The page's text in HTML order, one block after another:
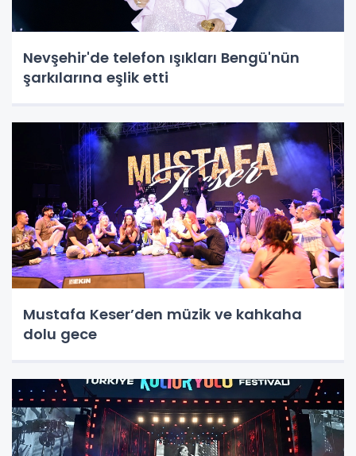
Nevşehir'de telefon ışıkları Bengü'nün
şarkılarına eşlik etti
Mustafa Keser’den müzik ve kahkaha
dolu gece